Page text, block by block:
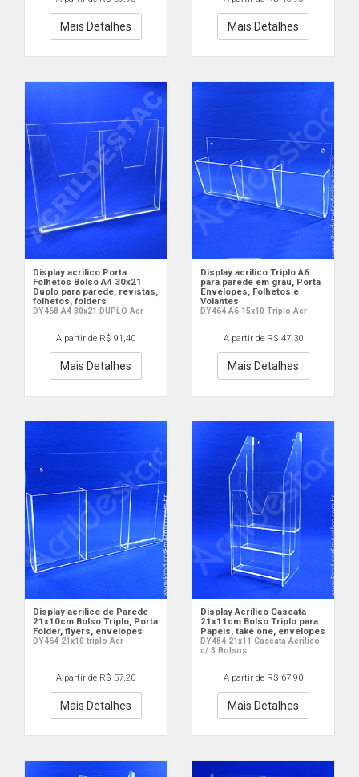
Mais Detalhes Mais Detalhes
Display acrilico Porta
Folhetos Bolso A4 30x21
Duplo para parede, revistas,
folhetos, folders
DY468 A4 30x21 DUPLO Acr
A partir de R$ 91,40
Mais Detalhes
Display acrilico Triplo A6
para parede em grau, Porta
Envelopes, Folhetos e
Volantes
DY464 A6 15x10 Triplo Acr
A partir de R$ 47,30
Mais Detalhes
Display acrilico de Parede
21x10cm Bolso Triplo, Porta
Folder, flyers, envelopes
DY464 21x10 triplo Acr
A partir de R$ 57,20
Mais Detalhes
Display Acrílico Cascata
21x11cm Bolso Triplo para
Papeis, take one, envelopes
DY484 21x11 Cascata Acrilico
c/ 3 Bolsos
A partir de R$ 67,90
Mais Detalhes